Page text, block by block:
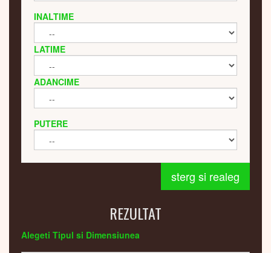
INALTIME
LATIME
ADANCIME
PUTERE
sterg si realeg
REZULTAT
Alegeti Tipul si Dimensiunea